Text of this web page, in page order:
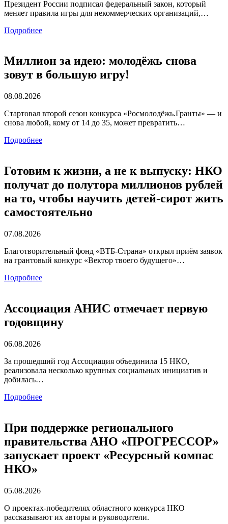
Президент России подписал федеральный закон, который
меняет правила игры для некоммерческих организаций,…
Подробнее
Миллион за идею: молодёжь снова
зовут в большую игру!
08.08.2026
Стартовал второй сезон конкурса «Росмолодёжь.Гранты» — и
снова любой, кому от 14 до 35, может превратить…
Подробнее
Готовим к жизни, а не к выпуску: НКО
получат до полутора миллионов рублей
на то, чтобы научить детей-сирот жить
самостоятельно
07.08.2026
Благотворительный фонд «ВТБ-Страна» открыл приём заявок
на грантовый конкурс «Вектор твоего будущего»…
Подробнее
Ассоциация АНИС отмечает первую
годовщину
06.08.2026
За прошедший год Ассоциация объединила 15 НКО,
реализовала несколько крупных социальных инициатив и
добилась…
Подробнее
При поддержке регионального
правительства АНО «ПРОГРЕССОР»
запускает проект «Ресурсный компас
НКО»
05.08.2026
О проектах-победителях областного конкурса НКО
рассказывают их авторы и руководители.